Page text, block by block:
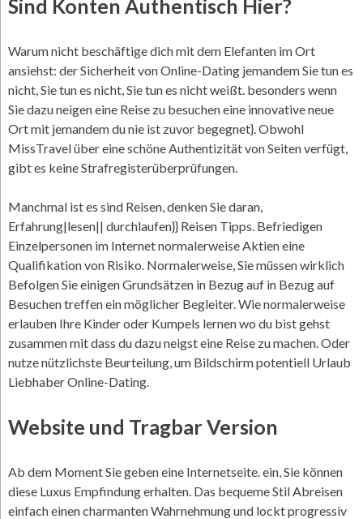
Sind Konten Authentisch Hier?
Warum nicht beschäftige dich mit dem Elefanten im Ort
ansiehst: der Sicherheit von Online-Dating jemandem Sie tun es
nicht, Sie tun es nicht, Sie tun es nicht weißt. besonders wenn
Sie dazu neigen eine Reise zu besuchen eine innovative neue
Ort mit jemandem du nie ist zuvor begegnet}. Obwohl
MissTravel über eine schöne Authentizität von Seiten verfügt,
gibt es keine Strafregisterüberprüfungen.
Manchmal ist es sind Reisen, denken Sie daran,
Erfahrung|lesen|| durchlaufen}} Reisen Tipps. Befriedigen
Einzelpersonen im Internet normalerweise Aktien eine
Qualifikation von Risiko. Normalerweise, Sie müssen wirklich
Befolgen Sie einigen Grundsätzen in Bezug auf in Bezug auf
Besuchen treffen ein möglicher Begleiter. Wie normalerweise
erlauben Ihre Kinder oder Kumpels lernen wo du bist gehst
zusammen mit dass du dazu neigst eine Reise zu machen. Oder
nutze nützlichste Beurteilung, um Bildschirm potentiell Urlaub
Liebhaber Online-Dating.
Website und Tragbar Version
Ab dem Moment Sie geben eine Internetseite. ein, Sie können
diese Luxus Empfindung erhalten. Das bequeme Stil Abreisen
einfach einen charmanten Wahrnehmung und lockt progressiv